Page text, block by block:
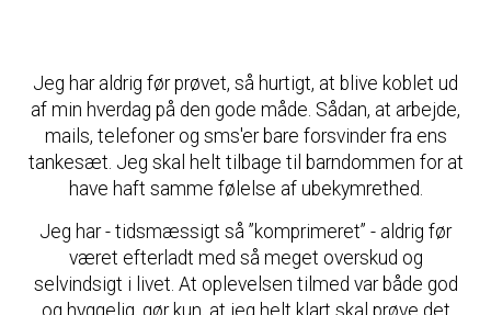
Jeg har aldrig før prøvet, så hurtigt, at blive koblet ud
af min hverdag på den gode måde. Sådan, at arbejde,
mails, telefoner og sms'er bare forsvinder fra ens
tankesæt. Jeg skal helt tilbage til barndommen for at
have haft samme følelse af ubekymrethed.
Jeg har - tidsmæssigt så ”komprimeret” - aldrig før
været efterladt med så meget overskud og
selvindsigt i livet. At oplevelsen tilmed var både god
og hyggelig, gør kun, at jeg helt klart skal prøve det